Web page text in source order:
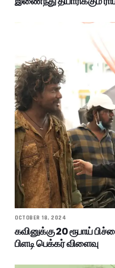
OCTOBER 18, 2024
கவினுக்கு 20 ரூபாய்
பிளடி பெக்கர் விளைவு